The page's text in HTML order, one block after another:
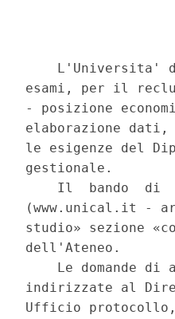
L'Universita'
esami, per il
- posizione
elaborazione dati,
le esigenze del
gestionale.
Il  bando  di
(www.unical.it -
studio» sezione
dell'Ateneo.
Le domande di
indirizzate al
Ufficio protocollo,